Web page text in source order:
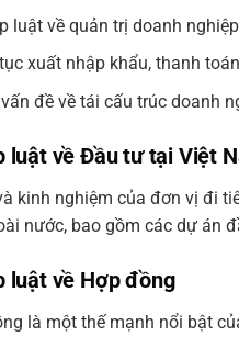
luật về quản trị doanh
xuất nhập khẩu, thanh
đề về tái cấu trúc doanh
luật về Đầu tư tại Việt
kinh nghiệm của đơn vị đi
nước, bao gồm các dự án
luật về Hợp đồng
là một thế mạnh nổi bật